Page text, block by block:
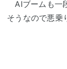
AIブームも一
そうなので悪乗